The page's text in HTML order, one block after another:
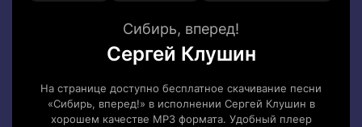
Сибирь, вперед!
Сергей Клушин
На странице доступно бесплатное скачивание песни
«Сибирь, вперед!» в исполнении Сергей Клушин в
хорошем качестве MP3 формата. Удобный плеер